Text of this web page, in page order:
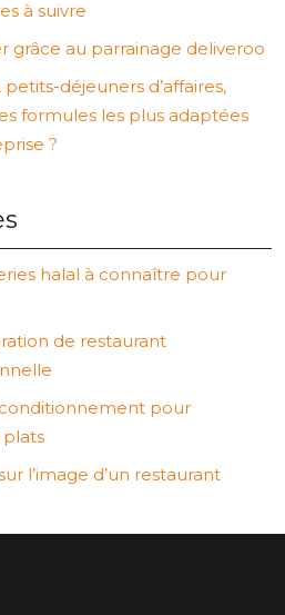
à suivre
grâce au parrainage deliveroo
déjeuners d’affaires,
formules les plus adaptées
?
halal à connaître pour
de restaurant
pour
plats
l’image d’un restaurant